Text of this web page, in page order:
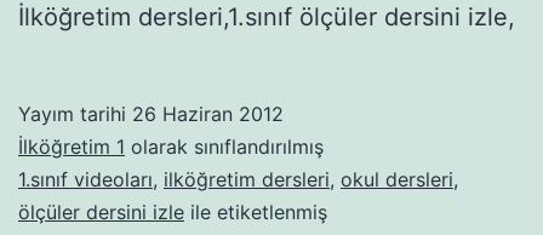
İlköğretim dersleri,1.sınıf ölçüler dersini izle,
Yayım tarihi 26 Haziran 2012
İlköğretim 1 olarak sınıflandırılmış
1.sınıf videoları, ilköğretim dersleri, okul dersleri,
ölçüler dersini izle ile etiketlenmiş